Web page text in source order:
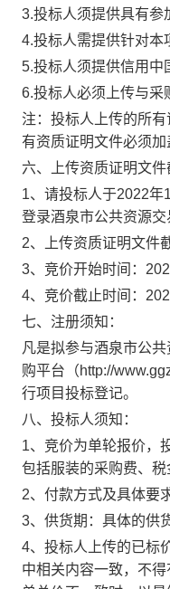
3.投标人须提供具有参
4.投标人需提供针对本
5.投标人须提供信用中
6.投标人必须上传与采
注：投标人上传的所
有资质证明文件必须加
六、上传资质证明文件
1、请投标人于2022年
登录酒泉市公共资源交
2、上传资质证明文件
3、竞价开始时间： 202
4、竞价截止时间： 202
七、注册须知：
凡是拟参与酒泉市公
购平台（http://
行项目投标登记。
八、投标人须知：
1、竞价为单轮报价，
包括服装的采购费、
2、付款方式及具体要
3、供货期：具体的供
4、投标人上传的已标
中相关内容一致，不